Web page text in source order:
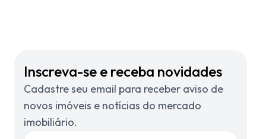
Inscreva-se e receba novidades
Cadastre seu email para receber aviso de
novos imóveis e notícias do mercado
imobiliário.